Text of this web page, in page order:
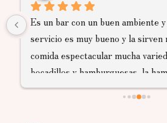
Es un bar con un buen ambiente
servicio es muy bueno y la sirven
comida espectacular mucha
bocadillos y hamburguesas, la
barbacoa es una de las mejores